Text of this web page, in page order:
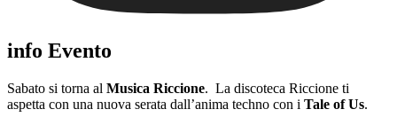
info Evento
Sabato si torna al Musica Riccione. La discoteca Riccione ti
aspetta con una nuova serata dall’anima techno con i Tale of Us.